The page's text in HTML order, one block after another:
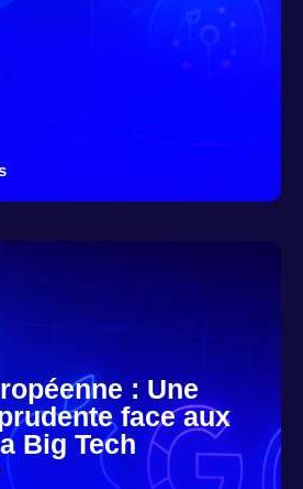
: Une
face aux
Big Tech